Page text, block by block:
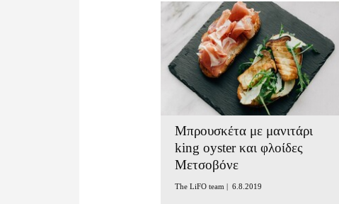
Μπρουσκέτα με μανιτάρι
king oyster και φλοίδες
Μετσοβόνε
The LiFO team | 6.8.2019